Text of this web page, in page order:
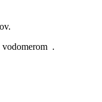
vodomerom .